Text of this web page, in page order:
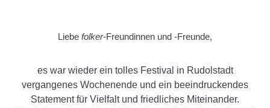
Liebe folker-Freundinnen und -Freunde,
es war wieder ein tolles Festival in Rudolstadt
vergangenes Wochenende und ein beeindruckendes
Statement für Vielfalt und friedliches Miteinander.